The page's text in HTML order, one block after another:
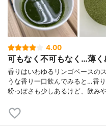
4.00
可もなく不可もなく…薄く
香りはいわゆるリンゴベースの
うな香り一口飲んでみると…香
粉っぽさも少しあるけど、飲み